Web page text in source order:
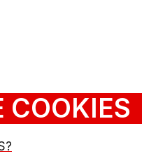
COOKIES